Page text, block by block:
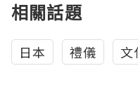
相關話題
日本 禮儀 文